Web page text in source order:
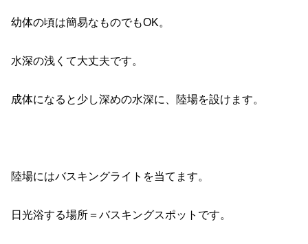
幼体の頃は簡易なものでもOK。
水深の浅くて大丈夫です。
成体になると少し深めの水深に、陸場を設けます。
陸場にはバスキングライトを当てます。
日光浴する場所＝バスキングスポットです。